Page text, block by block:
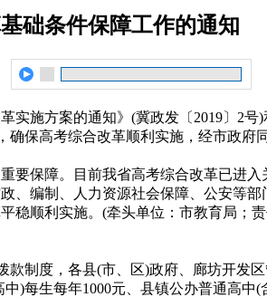
础条件保障工作的通知
实施方案的通知》(冀政发〔2019〕2
保高考综合改革顺利实施，经市政府
要保障。目前我省高考综合改革已进
编制、人力资源社会保障、公安等
顺利实施。(牵头单位：市教育局；
制度，各县(市、区)政府、廊坊开发
)每生每年1000元、县镇公办普通高